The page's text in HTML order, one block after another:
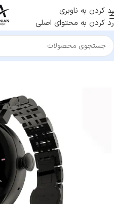
رد کردن به ناوبری
رد کردن به محتوای اصلی
خانه/ساعت هوشمند